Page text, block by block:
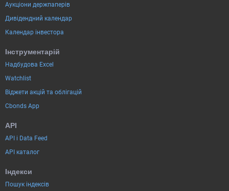
Аукціони держпаперів
Дивідендний календар
Календар інвестора
Інструментарій
Надбудова Excel
Watchlist
Віджети акцій та облігацій
Cbonds App
API
API і Data Feed
API каталог
Індекси
Пошук індексів